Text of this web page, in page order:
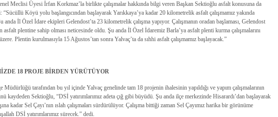
Meclisi Üyesi İrfan Korkmaz’la birlikte çalışmalar hakkında bilgi veren Başkan Sektioğlu asfalt konusuna da
“Sücüllü Köyü yolu başlangıcından başlayarak Yarıkkaya’ya kadar 20 kilometrelik asfalt çalışmamız yakında
anda İl Özel İdare ekipleri Gelendost’ta 23 kilometrelik çalışma yapıyor. Çalışmanın oradan başlaması, Gelendost
asfalt plentine sahip olması neticesinde oldu. Şu anda İl Özel İdaremiz Barla’ya asfalt plenti kurma çalışmalarını
Plentin kurulmasıyla 15 Ağustos’tan sonra Yalvaç’ta da sıhhi asfalt çalışmamız başlayacak.”
18 PROJE BİRDEN YÜRÜTÜYOR
Müdürlüğü tarafından bu yıl içinde Yalvaç genelinde tam 18 projenin ihalesinin yapıldığı ve yapım çalışmalarının
kaydeden Sektioğlu, “DSİ yatırımlarımız adeta çığ gibi büyüdü. Şu anda ilçe merkezinde Hisarardı’dan başlayarak
kadar Sel Çayı’nın ıslah çalışmaları sürdürülüyor. Çalışma bittiği zaman Sel Çayımız harika bir görünüme
DSİ yatırımlarımız sürecek.” dedi.